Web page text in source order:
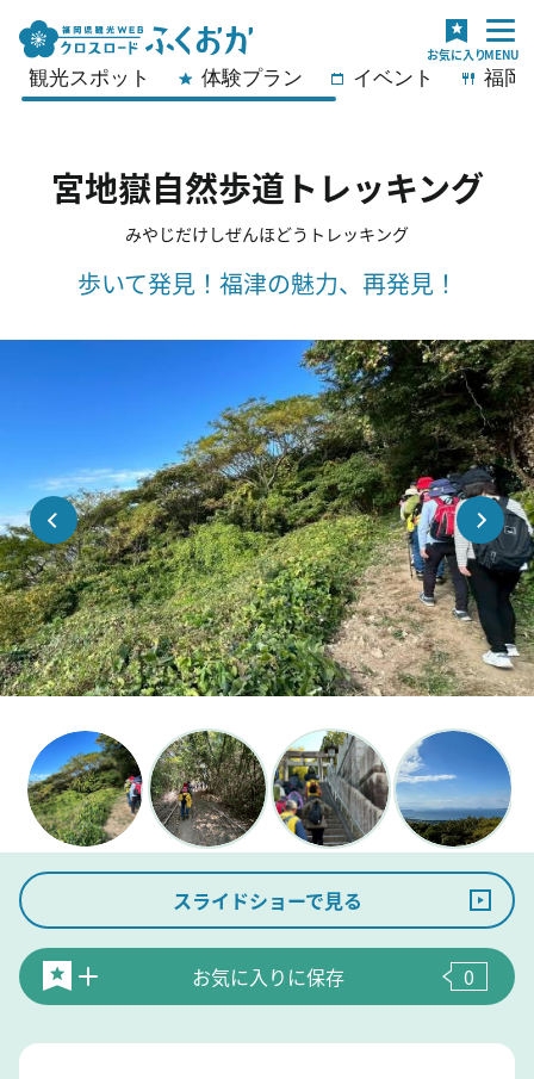
観光スポット 体験プラン イベント 福岡
宮地嶽自然歩道トレッキング
みやじだけしぜんほどうトレッキング
歩いて発見！福津の魅力、再発見！
スライドショーで見る
お気に入りに保存 0